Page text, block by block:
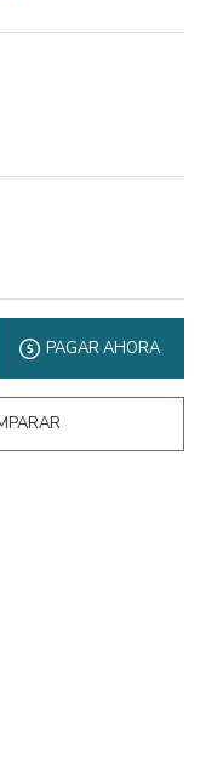
PAGAR AHORA